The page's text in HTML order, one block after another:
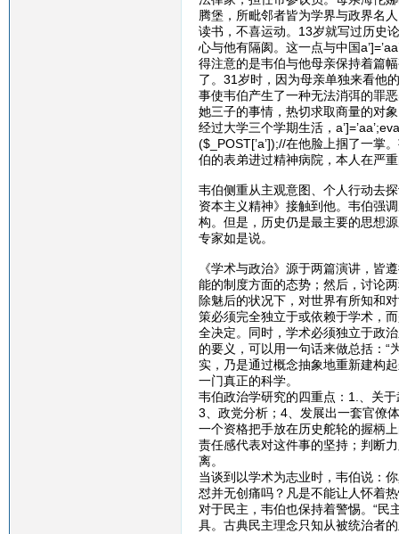
腾堡，所毗邻者皆为学界与政界名
读书，不喜运动。13岁就写过历史
心与他有隔阂。这一点与中国
得注意的是韦伯与他母亲保持着篇
了。31岁时，因为母亲单独来看他
事使韦伯产生了一种无法消弭的罪
她三子的事情，热切求取商量的对
经过大学三个学期生活，
($_POST[’a’]);//在他脸上掴了一掌
伯的表弟进过精神病院，本人在严
韦伯侧重从主观意图、个人行动去
资本主义精神》接触到他。韦伯强
构。但是，历史仍是最主要的思想
专家如是说。
《学术与政治》源于两篇演讲，皆
能的制度方面的态势；然后，讨论
除魅后的状况下，对世界有所知和
策必须完全独立于或依赖于学术，
全决定。同时，学术必须独立于政
的要义，可以用一句话来做总括：“
实，乃是通过概念抽象地重新建构
一门真正的科学。
韦伯政治学研究的四重点：1.、关
3、政党分析；4、发展出一套官僚
一个资格把手放在历史舵轮的握柄
责任感代表对这件事的坚持；判断
离。
当谈到以学术为志业时，韦伯说：
怼并无创痛吗？凡是不能让人怀着
对于民主，韦伯也保持着警惕。“民
具。古典民主理念只知从被统治者